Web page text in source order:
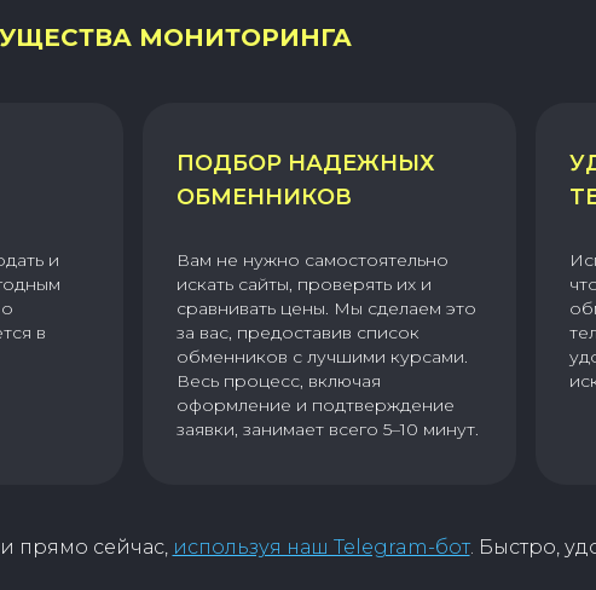
МОНИТОРИНГА
и
в
ПОДБОР НАДЕЖНЫХ
ОБМЕННИКОВ
Вам не нужно самостоятельно
искать сайты, проверять их и
сравнивать цены. Мы сделаем это
за вас, предоставив список
обменников с лучшими курсами.
Весь процесс, включая
оформление и подтверждение
заявки, занимает всего 5–10 минут.
прямо сейчас, используя наш Telegram-бот. Быстро,